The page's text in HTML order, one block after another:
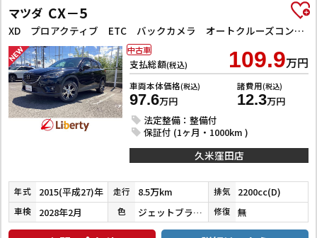
マツダ CX－5
XD プロアクティブ ETC バックカメラ オートクルーズコントロール レーンアシスト 衝突被害軽減システム ナビ オートライト LEDヘッドランプ アルミホイール スマートキー アイドリングストップ 電動格納ミラー AT
支払総額(税込) 109.9万円
車両本体価格(税込)
97.6万円
諸費用(税込)
12.3万円
法定整備：整備付
保証付 (1ヶ月・1000km )
中古車
久米窪田店
年式 2015(平成27)年 走行 8.5万km 排気 2200cc(D)
車検 2028年2月 色 ジェットブラックマイカ 修復 無